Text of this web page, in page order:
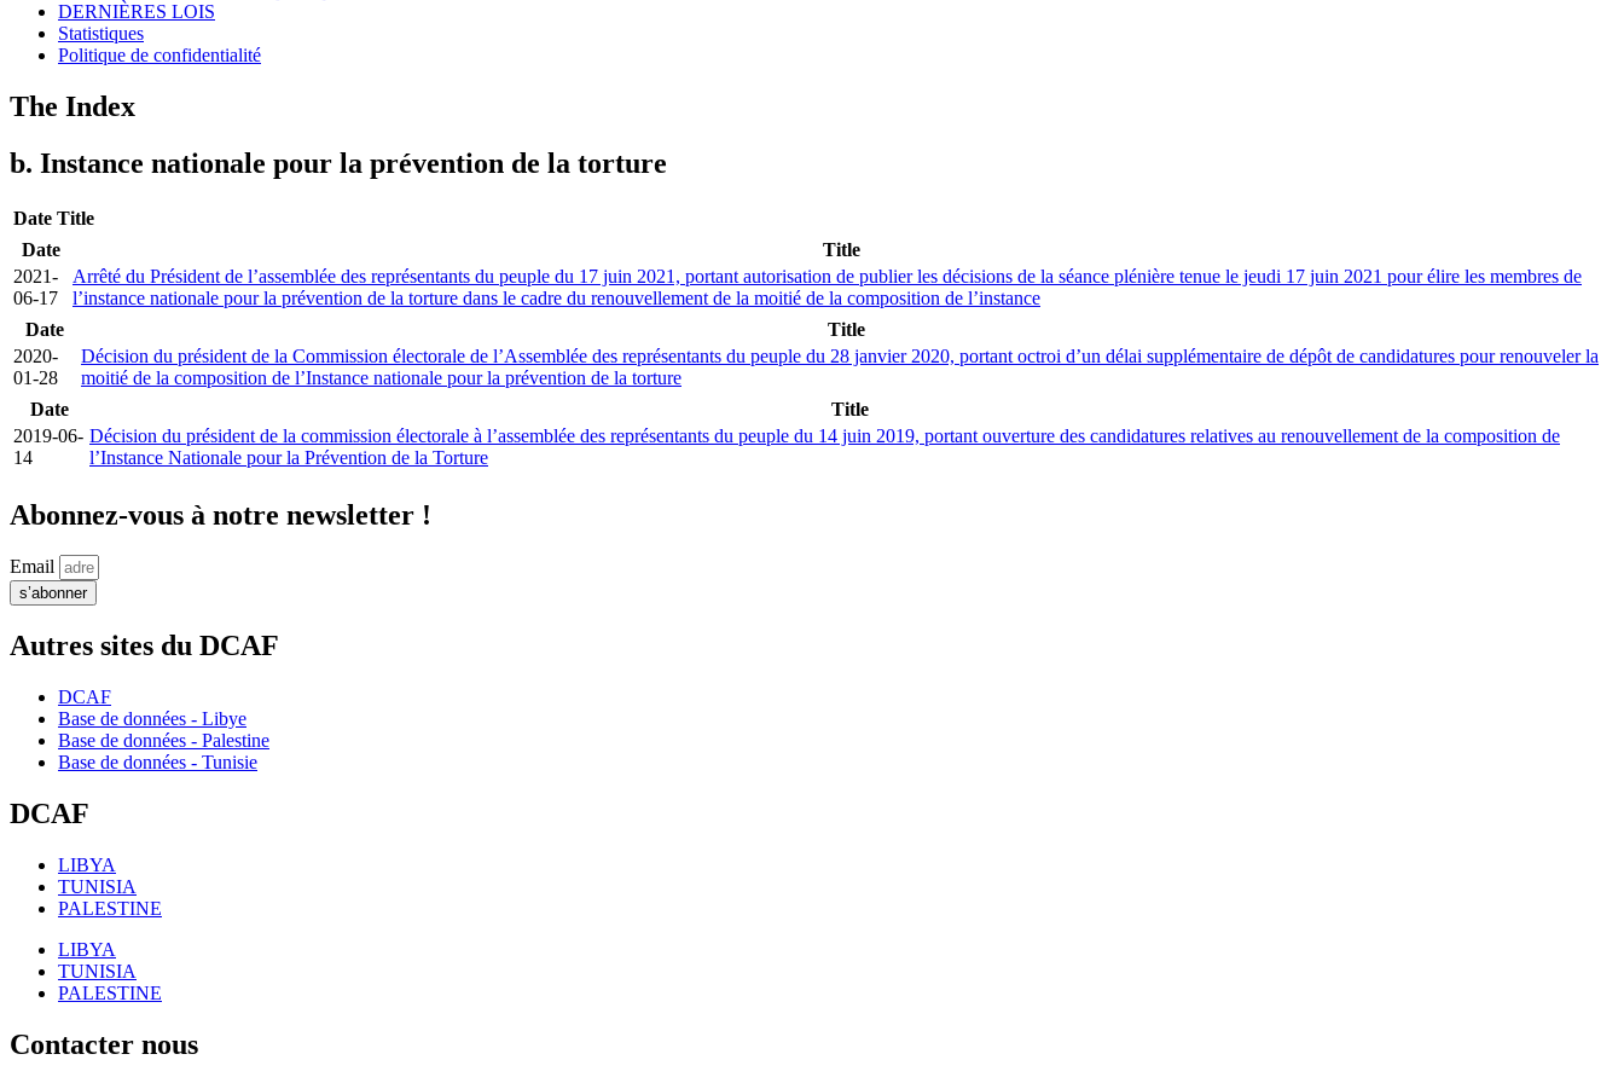
DERNIÈRES LOIS
Statistiques
Politique de confidentialité
The Index
b. Instance nationale pour la prévention de la torture
Date Title
Date
Title
2021-
06-17
Arrêté du Président de l’assemblée des représentants du peuple du 17 juin 2021, portant autorisation de publier les décisions de la séance plénière tenue le jeudi 17 juin 2021 pour élire les membres de
l’instance nationale pour la prévention de la torture dans le cadre du renouvellement de la moitié de la composition de l’instance
Date
Title
2020-
01-28
Décision du président de la Commission électorale de l’Assemblée des représentants du peuple du 28 janvier 2020, portant octroi d’un délai supplémentaire de dépôt de candidatures pour renouveler la
moitié de la composition de l’Instance nationale pour la prévention de la torture
Date
Title
2019-06-
14
Décision du président de la commission électorale à l’assemblée des représentants du peuple du 14 juin 2019, portant ouverture des candidatures relatives au renouvellement de la composition de
l’Instance Nationale pour la Prévention de la Torture
Abonnez-vous à notre newsletter !
Email
s’abonner
Autres sites du DCAF
DCAF
Base de données - Libye
Base de données - Palestine
Base de données - Tunisie
DCAF
LIBYA
TUNISIA
PALESTINE
LIBYA
TUNISIA
PALESTINE
Contacter nous